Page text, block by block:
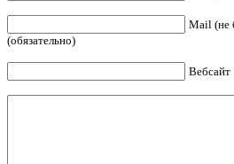
Mail (не
(обязательно)
Вебсайт